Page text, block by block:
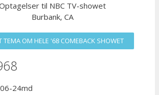
til NBC TV-showet
Burbank, CA
TEMA OM HELE '68 COMEBACK SHOWET